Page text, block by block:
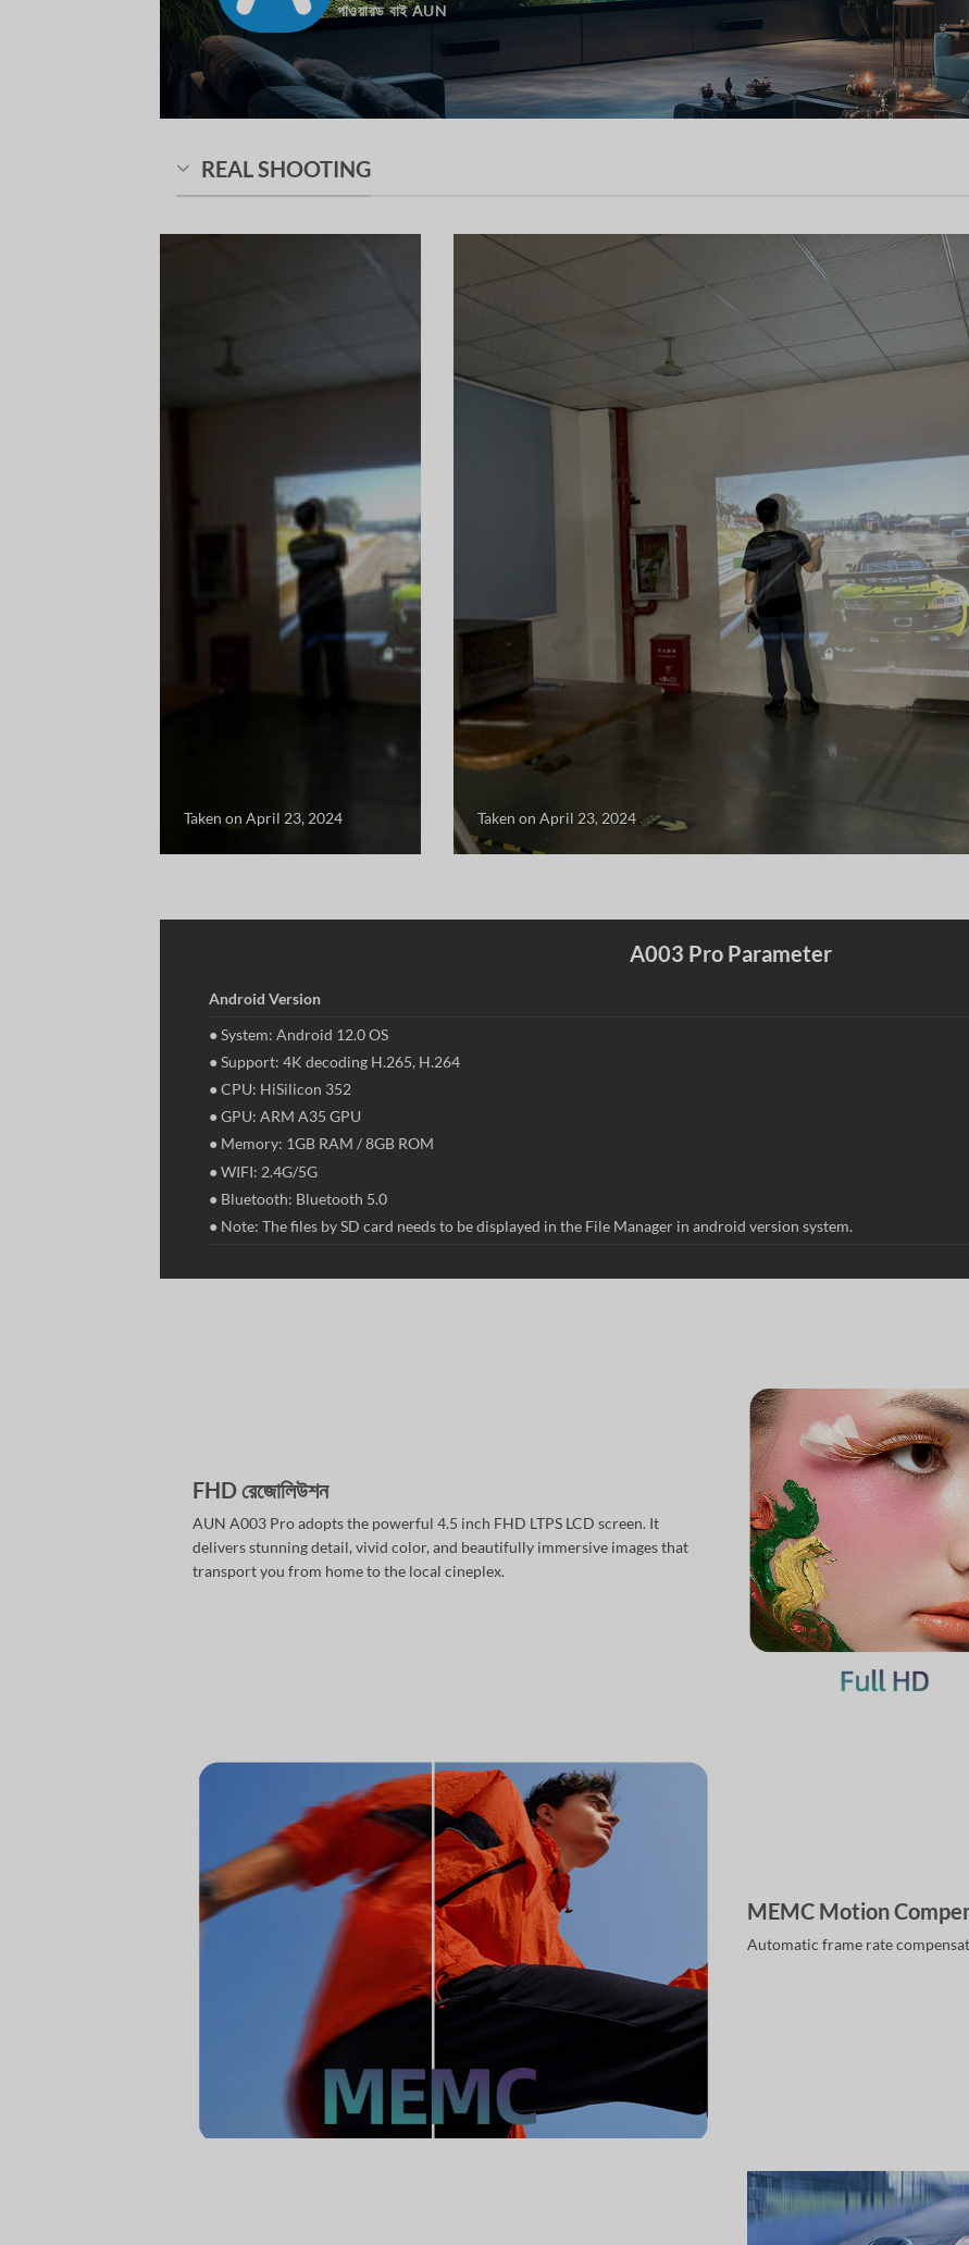
পাওয়ারড বাই AUN
REAL SHOOTING
Taken on April 23, 2024 Taken on April 23, 2024
A003 Pro Parameter
Android Version
● System: Android 12.0 OS
● Support: 4K decoding H.265, H.264
● CPU: HiSilicon 352
● GPU: ARM A35 GPU
● Memory: 1GB RAM / 8GB ROM
● WIFI: 2.4G/5G
● Bluetooth: Bluetooth 5.0
● Note: The files by SD card needs to be displayed in the File Manager in android version system.
FHD রেজোলিউশন
AUN A003 Pro adopts the powerful 4.5 inch FHD LTPS LCD screen. It
delivers stunning detail, vivid color, and beautifully immersive images that
transport you from home to the local cineplex.
MEMC Motion
Automatic frame rate